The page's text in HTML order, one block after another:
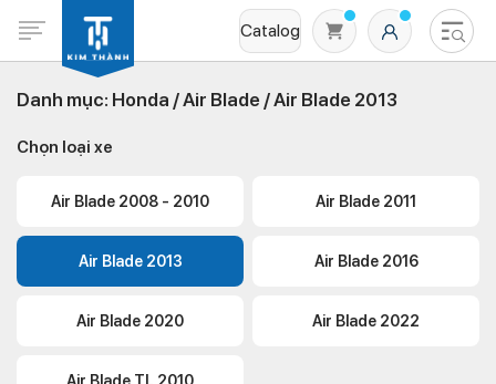
Catalog
Danh mục: Honda /Air Blade /Air Blade 2013
Chọn loại xe
Air Blade 2008 - 2010 Air Blade 2011
Air Blade 2013 Air Blade 2016
Air Blade 2020 Air Blade 2022